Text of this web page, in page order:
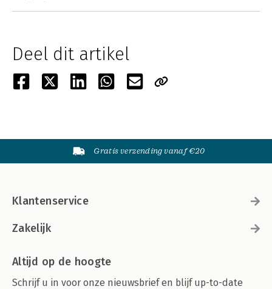
Deel dit artikel
Gratis verzending vanaf €20
Klantenservice
Zakelijk
Altijd op de hoogte
Schrijf u in voor onze nieuwsbrief en blijf up-to-date